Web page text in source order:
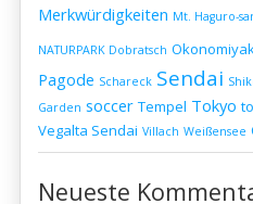
Merkwürdigkeiten Mt. Haguro-
NATURPARK Dobratsch
Pagode Schareck Sendai
Garden soccer Tempel Tokyo
Vegalta Sendai Villach Weißensee
Neueste